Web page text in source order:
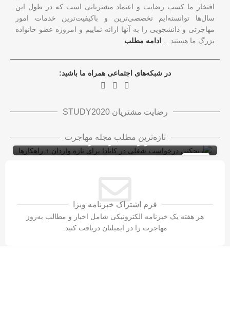
افتخار ما کسب رضایت و اعتماد مشتریانی است که در طول این
سال‌ها توانسته‌ایم تخصصی‌ترین و باکیفیت‌ترین خدمات امور
مهاجرتی و دانشجویی را به آنها ارائه نماییم و امروزه عضو خانواده
بزرگ ما هستند… ادامه مطلب
در شبکه‌های اجتماعی همراه ما باشید:
رضایت مشتریان STUDY2020
ویزای کار
ویزای کاری کانادا با LMIA
تازه‌ترین مطلب مجله مهاجرت
واردان + راهکارها
فرم اشتراک خبرنامه ویزا
هر هفته یک خبرنامه الکترونیکی شامل اخبار و مطالب به‌روز
مهاجرت را در ایمیلتان دریافت کنید.